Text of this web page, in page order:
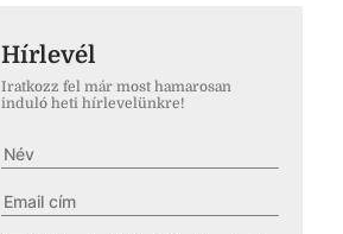
Hírlevél
Iratkozz fel már most hamarosan
induló heti hírlevelünkre!